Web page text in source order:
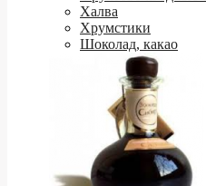
Халва
Хрумстики
Шоколад, какао